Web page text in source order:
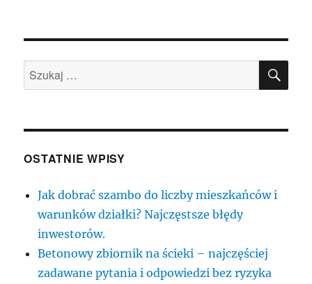
Szukaj:
OSTATNIE WPISY
Jak dobrać szambo do liczby mieszkańców i
warunków działki? Najczęstsze błędy
inwestorów.
Betonowy zbiornik na ścieki – najczęściej
zadawane pytania i odpowiedzi bez ryzyka